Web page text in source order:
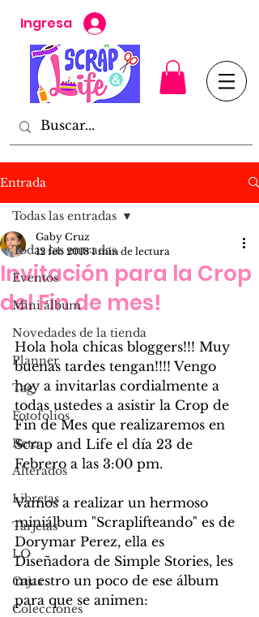
Ingresa
Entrada
Todas las entradas
Eventos
Mini álbum
Novedades de la tienda
Planner
Tag
Fotofolios
Reto
Alterados
Libretas
Tarjetas
LO
Cajas
Colecciones
Todas las entradas
Invitación para la Crop
del Fin de mes!
Gaby Cruz
12 feb 2018 1 min de lectura
Hola hola chicas bloggers!!! Muy
buenas tardes tengan!!!! Vengo
hoy a invitarlas cordialmente a
todas ustedes a asistir la Crop de
Fin de Mes que realizaremos en
Scrap and Life el día 23 de
Febrero a las 3:00 pm.
Vamos a realizar un hermoso
miniálbum "Scraplifteando" es de
Dorymar Perez, ella es
Diseñadora de Simple Stories, les
muestro un poco de ese álbum
para que se animen: